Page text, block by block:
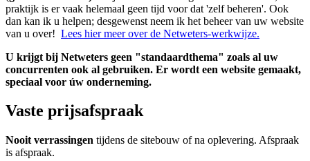
praktijk is er vaak helemaal geen tijd voor dat 'zelf beheren'. Ook
dan kan ik u helpen; desgewenst neem ik het beheer van uw website
van u over! Lees hier meer over de Netweters-werkwijze.
U krijgt bij Netweters geen "standaardthema" zoals al uw
concurrenten ook al gebruiken. Er wordt een website gemaakt,
speciaal voor úw onderneming.
Vaste prijsafspraak
Nooit verrassingen tijdens de sitebouw of na oplevering. Afspraak
is afspraak.